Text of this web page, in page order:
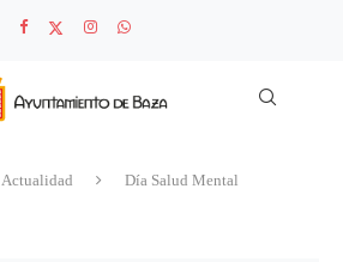
Actualidad Día Salud Mental